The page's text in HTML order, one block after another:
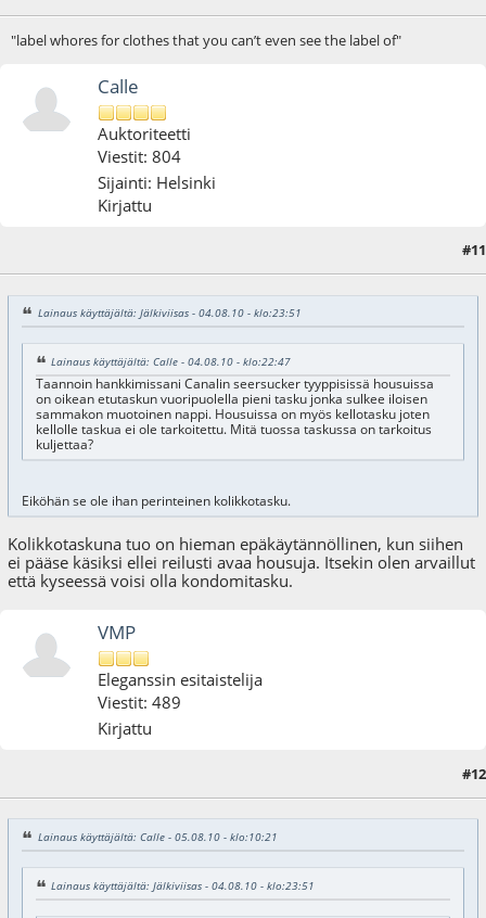
"label whores for clothes that you can’t even see the label of"
Calle
Auktoriteetti
Viestit: 804
Sijainti: Helsinki
Kirjattu
#11
Lainaus käyttäjältä: Jälkiviisas - 04.08.10 - klo:23:51
Lainaus käyttäjältä: Calle - 04.08.10 - klo:22:47
Taannoin hankkimissani Canalin seersucker tyyppisissä housuissa
on oikean etutaskun vuoripuolella pieni tasku jonka sulkee iloisen
sammakon muotoinen nappi. Housuissa on myös kellotasku joten
kellolle taskua ei ole tarkoitettu. Mitä tuossa taskussa on tarkoitus
kuljettaa?
Eiköhän se ole ihan perinteinen kolikkotasku.
Kolikkotaskuna tuo on hieman epäkäytännöllinen, kun siihen
ei pääse käsiksi ellei reilusti avaa housuja. Itsekin olen arvaillut
että kyseessä voisi olla kondomitasku.
VMP
Eleganssin esitaistelija
Viestit: 489
Kirjattu
#12
Lainaus käyttäjältä: Calle - 05.08.10 - klo:10:21
Lainaus käyttäjältä: Jälkiviisas - 04.08.10 - klo:23:51